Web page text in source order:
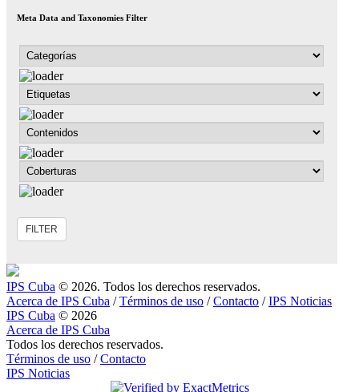
Meta Data and Taxonomies Filter
IPS Cuba © 2026. Todos los derechos reservados.
Acerca de IPS Cuba / Términos de uso / Contacto / IPS Noticias
IPS Cuba © 2026
Acerca de IPS Cuba
Todos los derechos reservados.
Términos de uso / Contacto
IPS Noticias